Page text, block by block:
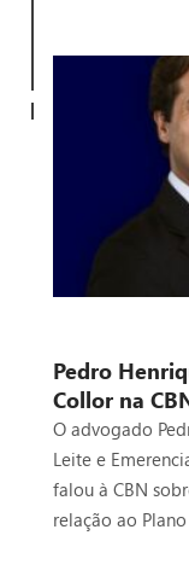
Pedro
Collor na
O advogado
Leite e
falou à CBN
relação ao